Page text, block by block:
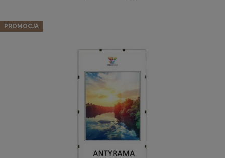
DO KOSZYKA
Zestaw 3 szt. ramek na zdjęcia 50 x 140 cm z naturalnego
407,07 zł
Cena regularna:
Najniższa cena:
428,49 zł
DO KOSZYKA
PROMOCJA